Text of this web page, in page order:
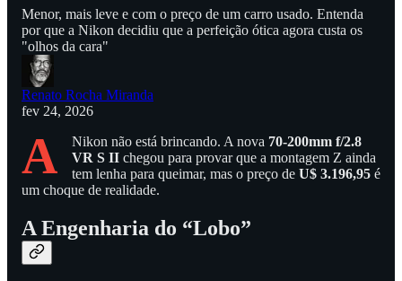
Menor, mais leve e com o preço de um carro usado. Entenda
por que a Nikon decidiu que a perfeição ótica agora custa os
"olhos da cara"
Renato Rocha Miranda
fev 24, 2026
A Nikon não está brincando. A nova 70-200mm f/2.8
VR S II chegou para provar que a montagem Z ainda
tem lenha para queimar, mas o preço de U$ 3.196,95 é
um choque de realidade.
A Engenharia do “Lobo”